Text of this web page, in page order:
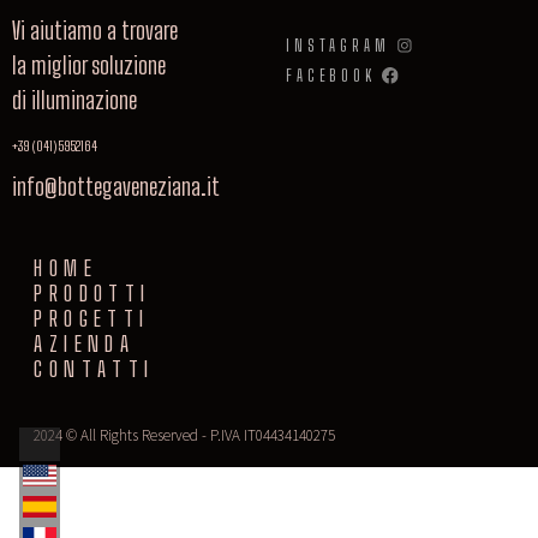
Vi aiutiamo a trovare
la miglior soluzione
di illuminazione
+39 (041) 5952164
info@bottegaveneziana.it
INSTAGRAM
FACEBOOK
HOME
PRODOTTI
PROGETTI
AZIENDA
CONTATTI
2024 © All Rights Reserved - P.IVA IT04434140275